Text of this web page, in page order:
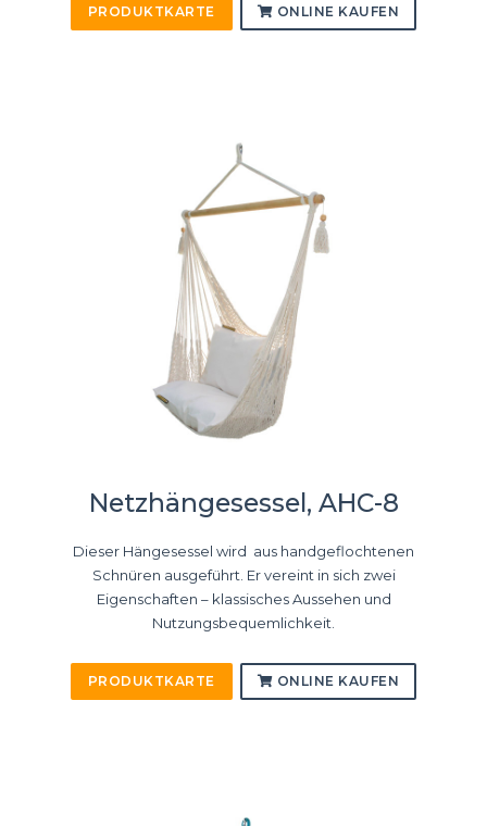
PRODUKTKARTE ONLINE KAUFEN
Netzhängesessel, AHC-8
Dieser Hängesessel wird aus handgeflochtenen
Schnüren ausgeführt. Er vereint in sich zwei
Eigenschaften – klassisches Aussehen und
Nutzungsbequemlichkeit.
PRODUKTKARTE ONLINE KAUFEN